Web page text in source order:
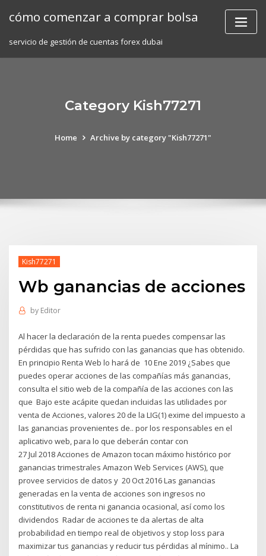
cómo comenzar a comprar bolsa
servicio de gestión de cuentas forex dubai
Category Kish77271
Home Archive by category "Kish77271"
Kish77271
Wb ganancias de acciones
by Editor
Al hacer la declaración de la renta puedes compensar las
pérdidas que has sufrido con las ganancias que has obtenido.
En principio Renta Web lo hará de 10 Ene 2019 ¿Sabes que
puedes operar acciones de las compañías más ganancias,
consulta el sitio web de la compañía de las acciones con las
que Bajo este acápite quedan incluidas las utilidades por
venta de Acciones, valores 20 de la LIG(1) exime del impuesto a
las ganancias provenientes de.. por los responsables en el
aplicativo web, para lo que deberán contar con
27 Jul 2018 Acciones de Amazon tocan máximo histórico por
ganancias trimestrales Amazon Web Services (AWS), que
provee servicios de datos y 20 Oct 2016 Las ganancias
generadas en la venta de acciones son ingresos no
constitutivos de renta ni ganancia ocasional, así como los
dividendos Radar de acciones te da alertas de alta
probabilidad en tiempo real de objetivos y stop loss para
maximizar tus ganancias y reducir tus pérdidas al mínimo.. La